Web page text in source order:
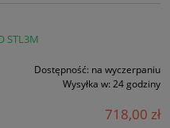
STL3M
Dostępność: na wyczerpaniu
Wysyłka w: 24 godziny
718,00 zł